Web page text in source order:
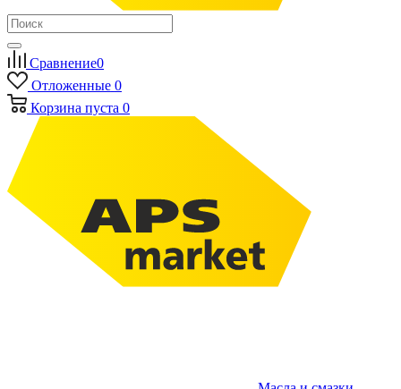
Сравнение0
Отложенные 0
Корзина пуста 0